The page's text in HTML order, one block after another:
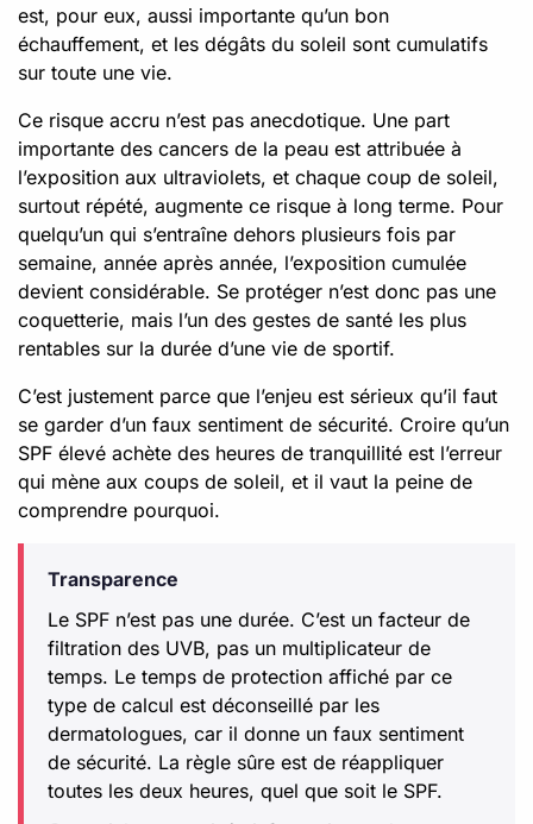
est, pour eux, aussi importante qu’un bon
échauffement, et les dégâts du soleil sont cumulatifs
sur toute une vie.
Ce risque accru n’est pas anecdotique. Une part
importante des cancers de la peau est attribuée à
l’exposition aux ultraviolets, et chaque coup de soleil,
surtout répété, augmente ce risque à long terme. Pour
quelqu’un qui s’entraîne dehors plusieurs fois par
semaine, année après année, l’exposition cumulée
devient considérable. Se protéger n’est donc pas une
coquetterie, mais l’un des gestes de santé les plus
rentables sur la durée d’une vie de sportif.
C’est justement parce que l’enjeu est sérieux qu’il faut
se garder d’un faux sentiment de sécurité. Croire qu’un
SPF élevé achète des heures de tranquillité est l’erreur
qui mène aux coups de soleil, et il vaut la peine de
comprendre pourquoi.
Transparence
Le SPF n’est pas une durée. C’est un facteur de
filtration des UVB, pas un multiplicateur de
temps. Le temps de protection affiché par ce
type de calcul est déconseillé par les
dermatologues, car il donne un faux sentiment
de sécurité. La règle sûre est de réappliquer
toutes les deux heures, quel que soit le SPF.